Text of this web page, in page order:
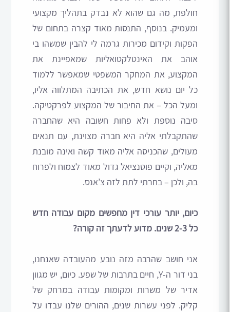
חולפת, מה גם שהוא לא נבדק בתהליך מקצועי
ומעמיק. בנוסף, התנסות מאוד קצרה בתחום של
הפקות וקידום מכירות גרמה לי להבין שמשהו בי
אוהב את האינטלקטואליות שמאפיינת את
המקצוע, את המחקר המשפטי שמאפשר ללמוד
כל יום נושא חדש, את הכתיבה המתלווה אליו,
ומעל הכל – את החיבור של המקצוע לפרקטיקה.
סיבה נוספת ולא פחות חשובה היא שהחברה
שהתקבלתי אליה היא חברה מצוינת, עם תנאים
מעולים, שהכניסה אליה מאוד קשה ואינה מובנת
מאליה, וקיים פוטנציאל גדול מאוד לצמוח ולפרוח
בה, ולכן – בחרתי לתת לזה צ’אנס.
כיום, יותר עורכי דין מחפשים מקום עבודה חדש
כל 2-3 שנים. מדוע לדעתך זה קורה?
אני חושב שהרבה מזה נובע מהעובדה שאנחנו,
בני דור ה-Y, חיים בתרבות של שפע. כיום, יש מגוון
אדיר של משרות ומקומות עבודה במרחק של
קליק. לפני עשרות שנים, ההורים שלנו עבדו על